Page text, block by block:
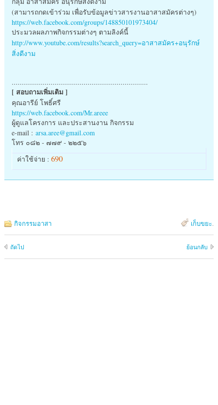
(สามารถกดเข้าร่วม เพื่อรับข้อมูลข่าวสารงานอาสาสมัครต่างๆ)
https://web.facebook.com/groups/148850101973404/
ประมวลผลภาพกิจกรรมต่างๆ ตามลิงค์นี้
http://www.youtube.com/results?search_query=อาสาสมัคร+อนุรักษ์
สิ่งดีงาม
......................................................................
[ สอบถามเพิ่มเติม ]
คุณอารีย์ โพธิ์ศรี
https://web.facebook.com/Mr.areee
ผู้ดูแลโครงการ และประสานงาน กิจกรรม
e-mail : arsa.aree@gmail.com
โทร ๐๘๒ - ๗๗๙ - ๒๒๕๖
ค่าใช้จ่าย : 690
กิจกรรมอาสา เก็บขยะ.
ถัดไป ย้อนกลับ